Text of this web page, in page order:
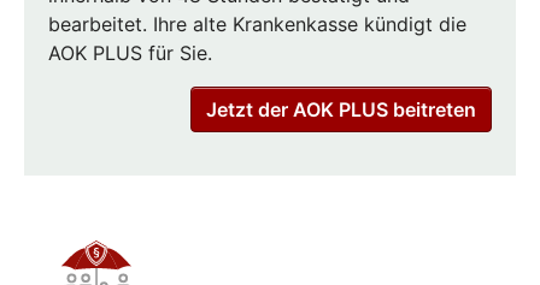
bearbeitet. Ihre alte Krankenkasse kündigt die
AOK PLUS für Sie.
Jetzt der AOK PLUS beitreten